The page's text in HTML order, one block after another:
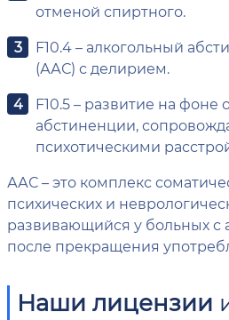
отменой спиртного.
F10.4 – алкогольный
(ААС) с делирием.
F10.5 – развитие на фоне
абстиненции,
психотическими
ААС – это комплекс
психических и
развивающийся у больных с
после прекращения
Наши лицензии